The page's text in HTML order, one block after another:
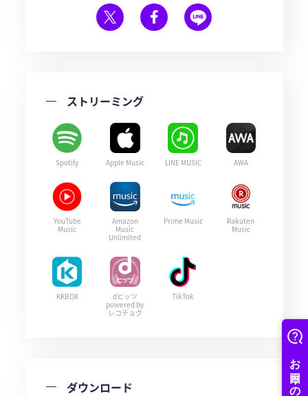
ストリーミング
Spotify Apple Music LINE MUSIC AWA
YouTube
Music
Amazon
Music
Unlimited
Prime Music
Rakuten
Music
KKBOX
dヒッツ
powered by
レコチョク
TikTok
ダウンロード